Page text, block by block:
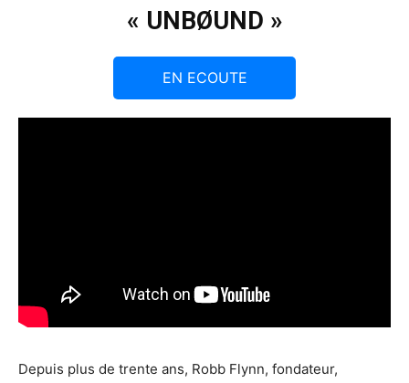
« UNBØUND »
EN ECOUTE
Depuis plus de trente ans, Robb Flynn, fondateur,